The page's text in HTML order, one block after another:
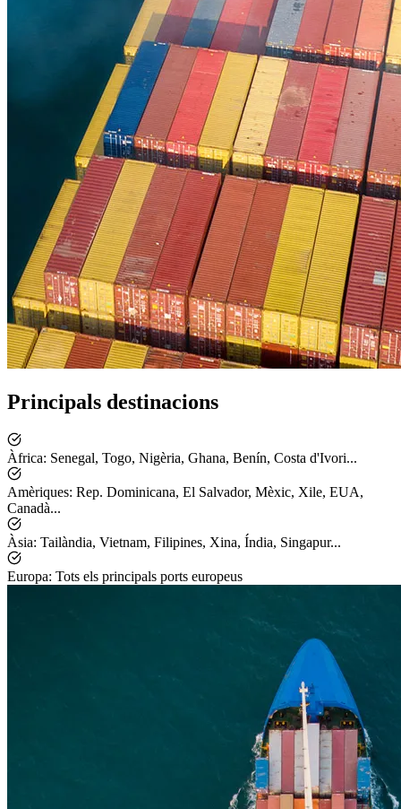
Principals destinacions
Àfrica: Senegal, Togo, Nigèria, Ghana, Benín, Costa d'Ivori...
Amèriques: Rep. Dominicana, El Salvador, Mèxic, Xile, EUA,
Canadà...
Àsia: Tailàndia, Vietnam, Filipines, Xina, Índia, Singapur...
Europa: Tots els principals ports europeus